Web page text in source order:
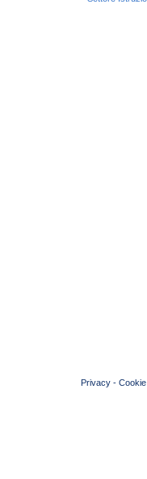
Privacy - Cookie